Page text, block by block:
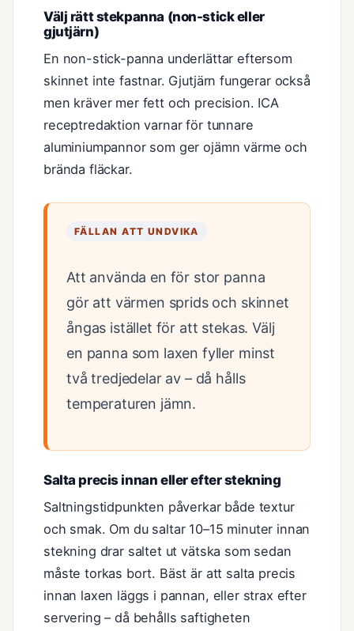
Välj rätt stekpanna (non-stick eller
gjutjärn)
En non-stick-panna underlättar eftersom
skinnet inte fastnar. Gjutjärn fungerar också
men kräver mer fett och precision. ICA
receptredaktion varnar för tunnare
aluminiumpannor som ger ojämn värme och
brända fläckar.
FÄLLAN ATT UNDVIKA
Att använda en för stor panna
gör att värmen sprids och skinnet
ångas istället för att stekas. Välj
en panna som laxen fyller minst
två tredjedelar av – då hålls
temperaturen jämn.
Salta precis innan eller efter stekning
Saltningstidpunkten påverkar både textur
och smak. Om du saltar 10–15 minuter innan
stekning drar saltet ut vätska som sedan
måste torkas bort. Bäst är att salta precis
innan laxen läggs i pannan, eller strax efter
servering – då behålls saftigheten